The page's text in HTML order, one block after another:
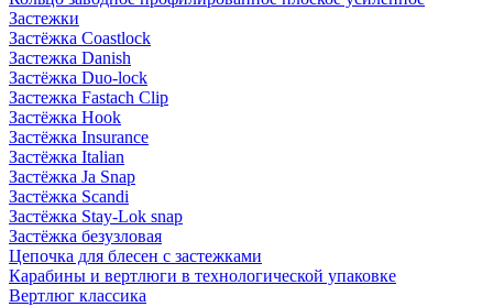
Застежки
Застёжка Coastlock
Застежка Danish
Застёжка Duo-lock
Застежка Fastach Clip
Застёжка Hook
Застёжка Insurance
Застёжка Italian
Застёжка Ja Snap
Застёжка Scandi
Застёжка Stay-Lok snap
Застёжка безузловая
Цепочка для блесен с застежками
Карабины и вертлюги в технологической упаковке
Вертлюг классика